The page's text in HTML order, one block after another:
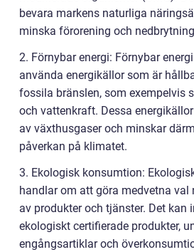
bevara markens naturliga
minska förorening och
2. Förnybar energi: Förnybar
använda energikällor som är
fossila bränslen, som exempelvis
och vattenkraft. Dessa
av växthusgaser och minskar
påverkan på klimatet.
3. Ekologisk konsumtion:
handlar om att göra medvetna val
av produkter och tjänster. Det kan
ekologiskt certifierade produkter,
engångsartiklar och